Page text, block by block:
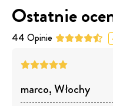
Ostatnie
44 Opinie
marco, Włochy